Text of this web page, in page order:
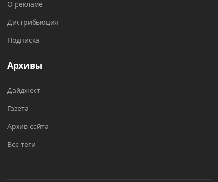
О рекламе
Дистрибьюция
Подписка
Архивы
Дайджест
Газета
Архив сайта
Все теги